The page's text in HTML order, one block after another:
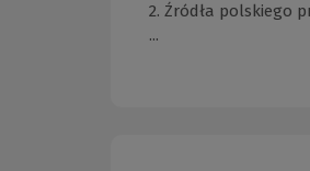
2. Źródła polskiego
...